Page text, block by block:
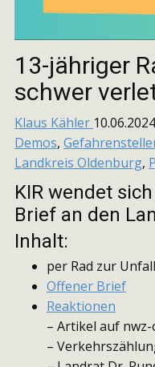
13-jähriger
schwer
Klaus Kähler 10.06.2024
Demos,
Landkreis Oldenburg,
KIR wendet
Brief an den
Inhalt:
per Rad zur
Offener Brief
Reaktionen
– Artikel auf nwz-
–